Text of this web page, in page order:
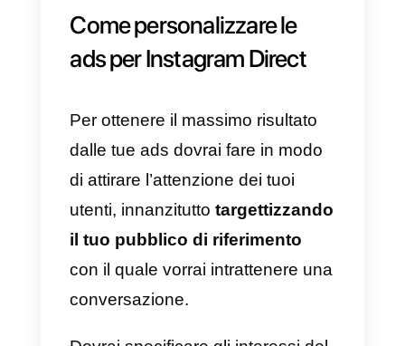
esso si trovi.
utilizzano Instagram
come mezzo
di vendita, per promuovere i
prodotti e servizi all’interno della
piattaforma social, facendo leva
su Direct per interagire con i